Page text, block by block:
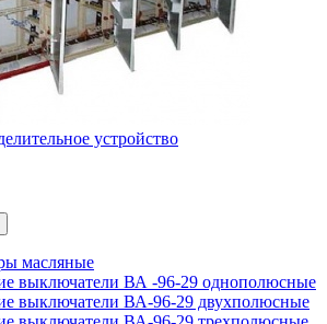
устройство
масляные
выключатели ВА -96-29 однополюсные
выключатели ВА-96-29 двухполюсные